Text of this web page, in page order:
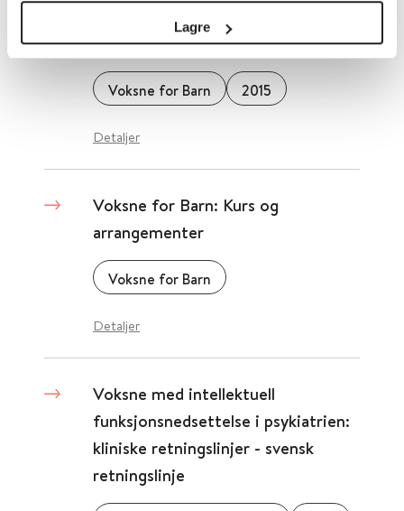
Lagre
Voksne for barn
Voksne for Barn 2015
Detaljer
Voksne for Barn: Kurs og
arrangementer
Voksne for Barn
Detaljer
Voksne med intellektuell
funksjonsnedsettelse i psykiatrien:
kliniske retningslinjer - svensk
retningslinje